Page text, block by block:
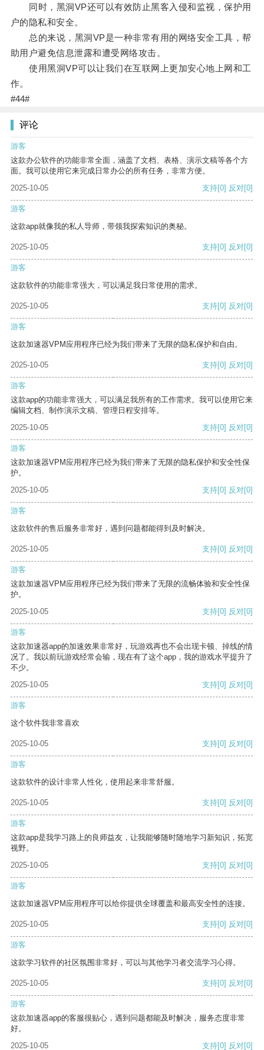
同时，黑洞VP还可以有效防止黑客入侵和监视，保护用
户的隐私和安全。
总的来说，黑洞VP是一种非常有用的网络安全工具，帮
助用户避免信息泄露和遭受网络攻击。
使用黑洞VP可以让我们在互联网上更加安心地上网和工
作。
#44#
评论
游客
这款办公软件的功能非常全面，涵盖了文档、表格、演示文稿等各个方
面。我可以使用它来完成日常办公的所有任务，非常方便。
2025-10-05
支持[0] 反对[0]
游客
这款app就像我的私人导师，带领我探索知识的奥秘。
2025-10-05 支持[0] 反对[0]
游客
这款软件的功能非常强大，可以满足我日常使用的需求。
2025-10-05 支持[0] 反对[0]
游客
这款加速器VPM应用程序已经为我们带来了无限的隐私保护和自由。
2025-10-05 支持[0] 反对[0]
游客
这款app的功能非常强大，可以满足我所有的工作需求。我可以使用它来
编辑文档、制作演示文稿、管理日程安排等。
2025-10-05
支持[0] 反对[0]
游客
这款加速器VPM应用程序已经为我们带来了无限的隐私保护和安全性保
护。
2025-10-05
支持[0] 反对[0]
游客
这款软件的售后服务非常好，遇到问题都能得到及时解决。
2025-10-05 支持[0] 反对[0]
游客
这款加速器VPM应用程序已经为我们带来了无限的流畅体验和安全性保
护。
2025-10-05
支持[0] 反对[0]
游客
这款加速器app的加速效果非常好，玩游戏再也不会出现卡顿、掉线的情
况了。我以前玩游戏经常会输，现在有了这个app，我的游戏水平提升了
不少。
2025-10-05
支持[0] 反对[0]
游客
这个软件我非常喜欢
2025-10-05 支持[0] 反对[0]
游客
这款软件的设计非常人性化，使用起来非常舒服。
2025-10-05 支持[0] 反对[0]
游客
这款app是我学习路上的良师益友，让我能够随时随地学习新知识，拓宽
视野。
2025-10-05
支持[0] 反对[0]
游客
这款加速器VPM应用程序可以给你提供全球覆盖和最高安全性的连接。
2025-10-05 支持[0] 反对[0]
游客
这款学习软件的社区氛围非常好，可以与其他学习者交流学习心得。
2025-10-05 支持[0] 反对[0]
游客
这款加速器app的客服很贴心，遇到问题都能及时解决，服务态度非常
好。
2025-10-05
支持[0] 反对[0]